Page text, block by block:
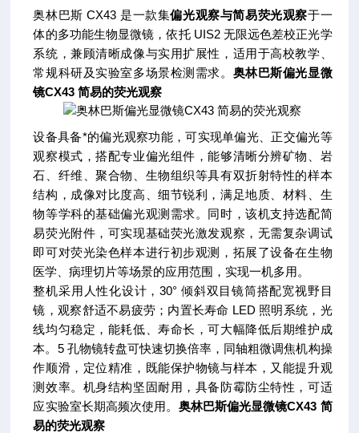
奥林巴斯 CX43 是一款集偏光观察与简易荧光观察于一
体的多功能生物显微镜，依托 UIS2 无限远色差校正光学
系统，兼顾清晰成像与实用扩展性，适用于高校教学、
常规科研及实验室多场景检测需求。 奥林巴斯偏光显微
镜CX43 简易的荧光观察
设备具备*的偏光观察功能，可实现单偏光、正交偏光等
观察模式，搭配专业偏光组件，能够清晰分辨矿物、岩
石、纤维、聚合物、生物组织等具有双折射特性的样本
结构，成像对比度高、细节锐利，满足地质、材料、生
物等学科的基础偏光观测需求。同时，该机支持选配简
易荧光附件，可实现基础荧光激发观察，无需复杂调试
即可对荧光染色样本进行初步观测，拓展了设备在生物
医学、病理切片等场景的应用范围，实现一机多用。
整机采用人性化设计，30° 倾斜双目镜筒搭配宽视野目
镜，观察舒适不易疲劳；内置长寿命 LED 照明系统，光
线均匀稳定，能耗低、寿命长，可大幅降低后期维护成
本。5 孔物镜转盘可快速切换倍率，同轴粗微调焦机构操
作顺滑，定位精准，既能保护物镜与样本，又能提升观
测效率。机身结构坚固耐用，具备防霉防尘特性，可适
应实验室长期高频次使用。 奥林巴斯偏光显微镜CX43 简
易的荧光观察